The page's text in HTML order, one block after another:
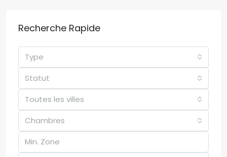
Recherche Rapide
Type
Statut
Toutes les villes
Chambres